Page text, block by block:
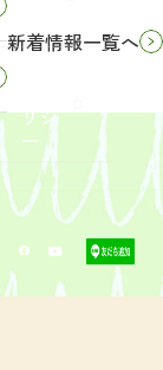
リシ
ー
新着情報一覧へ